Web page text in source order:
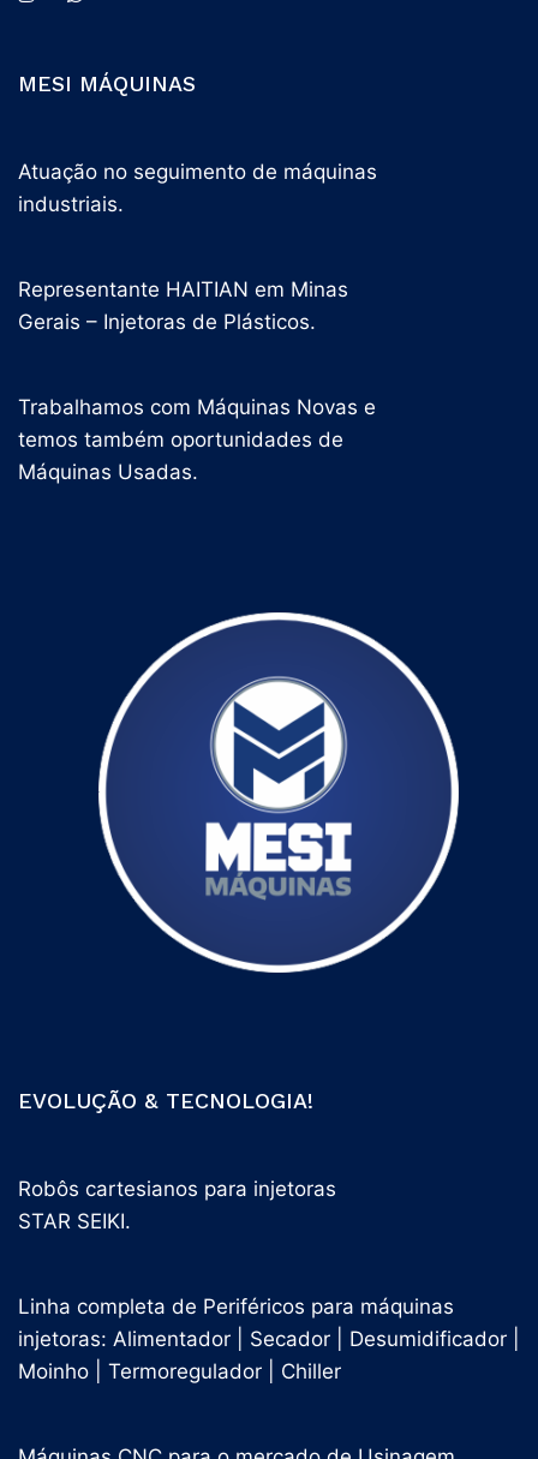
MESI MÁQUINAS
Atuação no seguimento de máquinas
industriais.
Representante HAITIAN em Minas
Gerais – Injetoras de Plásticos.
Trabalhamos com Máquinas Novas e
temos também oportunidades de
Máquinas Usadas.
EVOLUÇÃO & TECNOLOGIA!
Robôs cartesianos para injetoras
STAR SEIKI.
Linha completa de Periféricos para máquinas
injetoras: Alimentador | Secador | Desumidificador |
Moinho | Termoregulador | Chiller